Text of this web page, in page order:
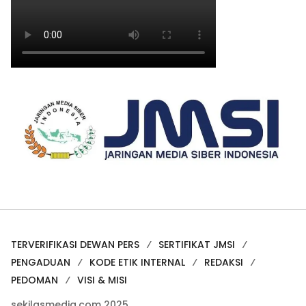
TERVERIFIKASI DEWAN PERS
SERTIFIKAT JMSI
PENGADUAN
KODE ETIK INTERNAL
REDAKSI
PEDOMAN
VISI & MISI